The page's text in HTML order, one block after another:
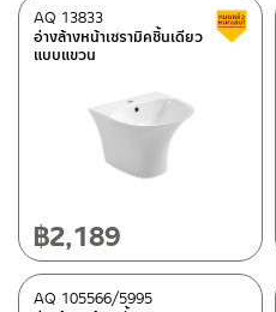
อ่างล้างหน้าเซรามิคชิ้นเดียว
แบบแขวน
AQ 13833
฿2,189
AQ 105566/5995